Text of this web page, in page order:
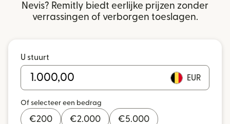
Nevis? Remitly biedt eerlijke prijzen zonder
verrassingen of verborgen toeslagen.
U stuurt
EUR
Of selecteer een bedrag
€200 €2.000 €5.000